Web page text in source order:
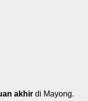
akhir di Mayong.